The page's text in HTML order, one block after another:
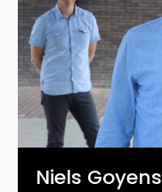
Niels Goyens